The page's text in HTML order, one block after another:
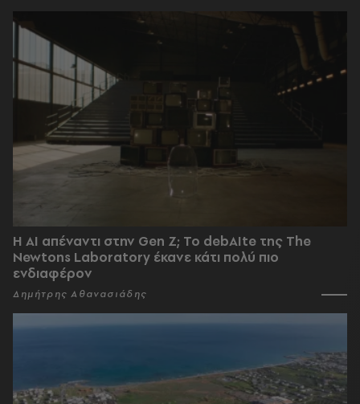
Η AI απέναντι στην Gen Z; Το debAIte της The
Newtons Laboratory έκανε κάτι πολύ πιο
ενδιαφέρον
Δημήτρης Αθανασιάδης